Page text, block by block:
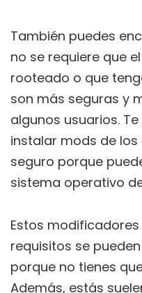
También puedes
no se requiere que
rooteado o que
son más seguras y
algunos usuarios.
instalar mods de
seguro porque
sistema operativo
Estos
requisitos se
porque no tienes
Además, estás